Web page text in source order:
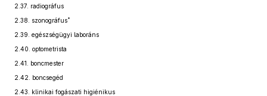
2.37. radiográfus
2.38.
szonográfus*
2.39. egészségügyi laboráns
2.40. optometrista
2.41.
boncmester
2.42.
boncsegéd
2.43.
klinikai fogászati higiénikus